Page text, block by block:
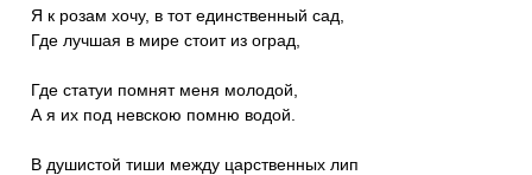
Я к розам хочу, в тот единственный сад,
Где лучшая в мире стоит из оград,
Где статуи помнят меня молодой,
А я их под невскою помню водой.
В душистой тиши между царственных лип